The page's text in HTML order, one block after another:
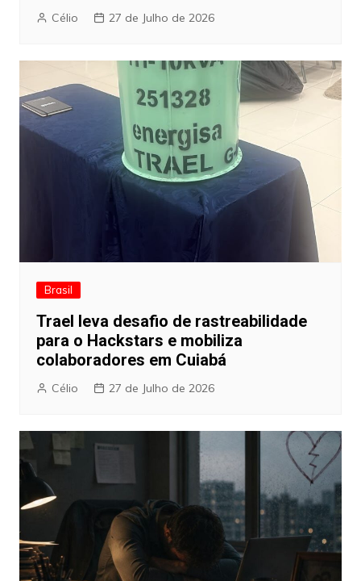
Célio 27 de Julho de 2026
Brasil
Trael leva desafio de rastreabilidade
para o Hackstars e mobiliza
colaboradores em Cuiabá
Célio 27 de Julho de 2026